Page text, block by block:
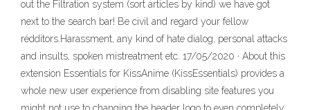
out the Filtration system (sort articles by kind) we have got
next to the search bar! Be civil and regard your fellow
rédditors.Harassment, any kind of hate dialog, personal attacks
and insults, spoken mistreatment etc. 17/05/2020 · About this
extension Essentials for KissAnime (KissEssentials) provides a
whole new user experience from disabling site features you